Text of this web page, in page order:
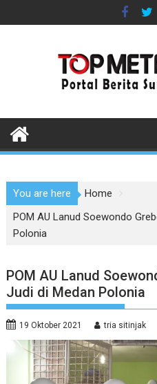
to
You are here
Home
POM AU Lanud Soewondo
Polonia
POM AU Lanud
Judi di Medan Polonia
19 Oktober 2021 tria sitinjak